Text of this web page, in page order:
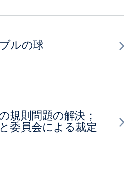
ルの球
規則問題の解決；
委員会による裁定